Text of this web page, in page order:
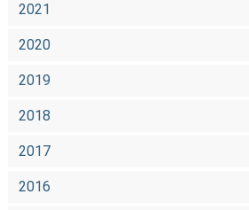
2021
2020
2019
2018
2017
2016